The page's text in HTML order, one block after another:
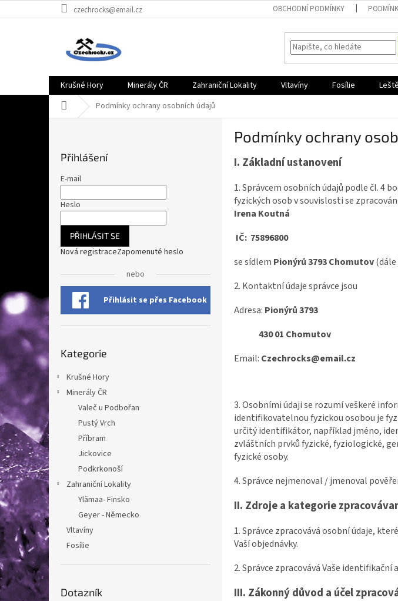
na
czechrocks@email.cz OBCHODNÍ PODMÍNKY
Krušné Hory Minerály ČR Zahraniční Lokality Vltavíny Fosílie
Domů Podmínky ochrany osobních údajů
l
Přihlášení
E-mail
Heslo
PŘIHLÁSIT SE
Nová registraceZapomenuté heslo
nebo
Přihlásit se přes Facebook
kategorie
Kategorie
Krušné Hory
Minerály ČR
Valeč u Podbořan
Pustý Vrch
Příbram
Jickovice
Podkrkonoší
Zahraniční Lokality
Ylämaa- Finsko
Geyer - Německo
Vltavíny
Fosílie
Dotazník
Podmínky ochrany
I. Základní ustanovení
1. Správcem osobních údajů podle čl. 4
fyzických osob v souvislosti se
Irena Koutná
IČ: 75896800
se sídlem Pionýrů 3793Chomutov(dále
2. Kontaktní údaje správce jsou
Adresa: Pionýrů 3793
430 01 Chomutov
Email: Czechrocks@email.cz
3. Osobními údaji se rozumí veškeré
identifikovatelnou fyzickou osobou je
určitý identifikátor, například jméno,
zvláštních prvků fyzické, fyziologické,
fyzické osoby.
4. Správce nejmenoval / jmenoval
II. Zdroje a kategorie
1. Správce zpracovává osobní údaje,
Vaší objednávky.
2. Správce zpracovává Vaše
III. Zákonný důvod a účel